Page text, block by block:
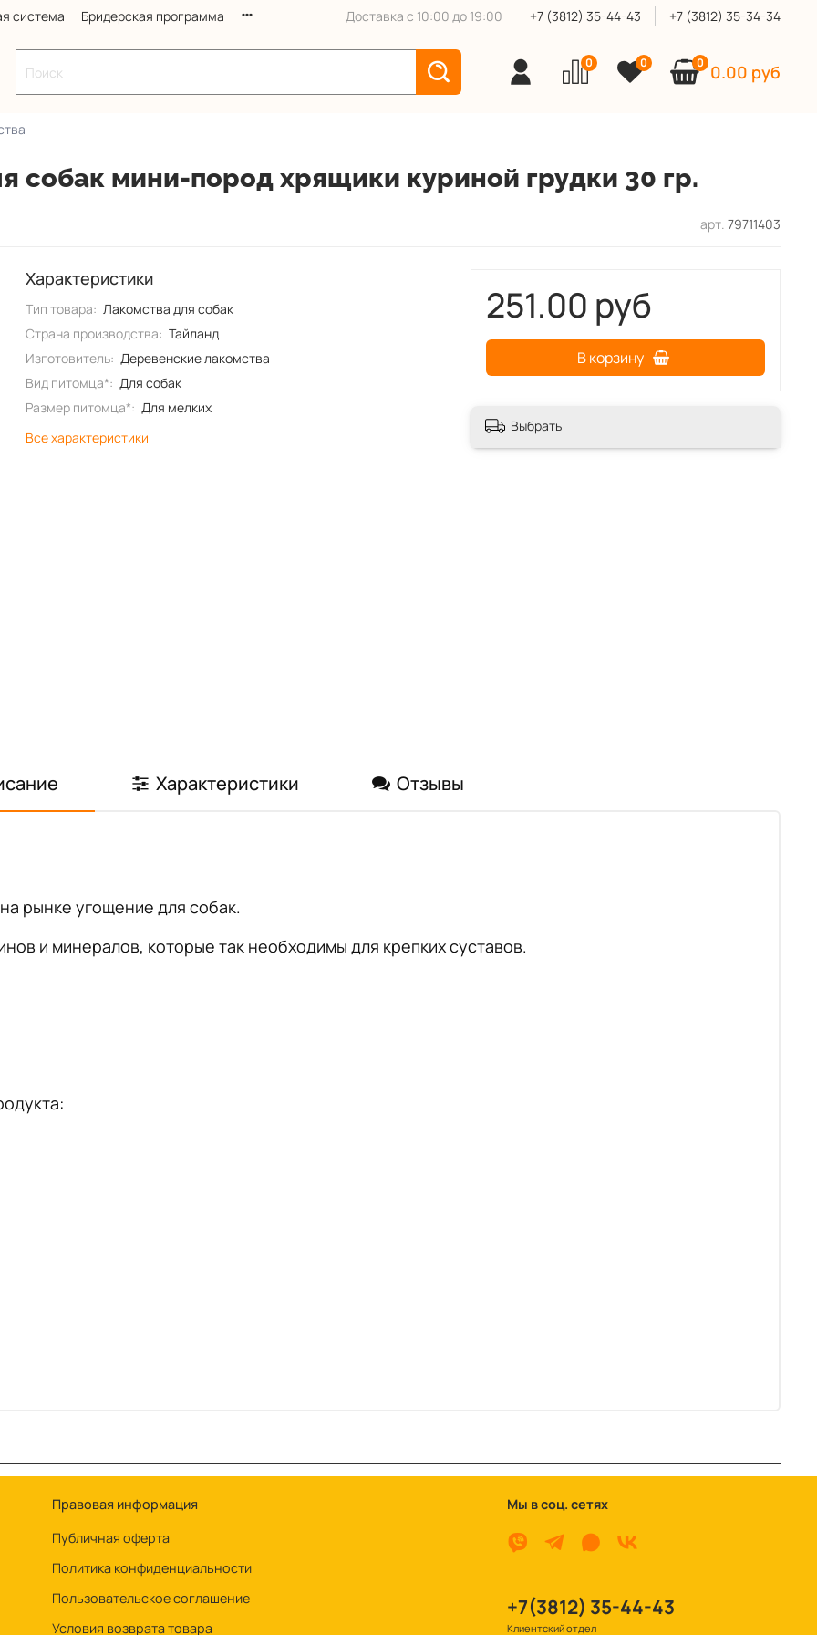
система Бридерская программа Доставка с 10:00 до 19:00 +7 (3812) 35-44-43 +7 (3812) 35-34-34
0 0 0 0.00 руб
собак мини-пород хрящики куриной грудки 30 гр.
арт. 79711403
Характеристики
Тип товара: Лакомства для собак
Страна производства: Тайланд
Изготовитель: Деревенские лакомства
Вид питомца*: Для собак
Размер питомца*: Для мелких
Все характеристики
251.00 руб
В корзину
Выбрать
Характеристики Отзывы
рынке угощение для собак.
и минералов, которые так необходимы для крепких суставов.
Правовая информация
Публичная оферта
Политика конфиденциальности
Пользовательское соглашение
Условия возврата товара
Мы в соц. сетях
+7(3812) 35-44-43
Клиентский отдел